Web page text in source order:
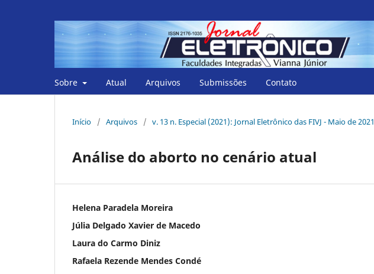
Sobre Atual Arquivos Submissões Contato
Início / Arquivos / v. 13 n. Especial (2021): Jornal Eletrônico das FIVJ - Maio de 2021
Análise do aborto no cenário atual
Helena Paradela Moreira
Júlia Delgado Xavier de Macedo
Laura do Carmo Diniz
Rafaela Rezende Mendes Condé